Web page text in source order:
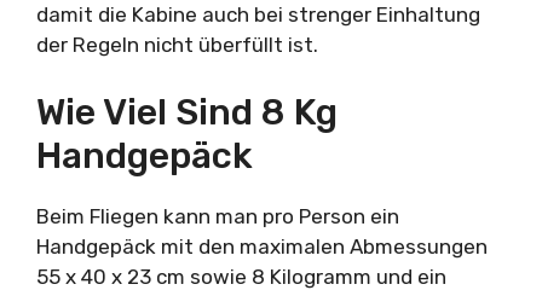
damit die Kabine auch bei strenger Einhaltung
der Regeln nicht überfüllt ist.
Wie Viel Sind 8 Kg
Handgepäck
Beim Fliegen kann man pro Person ein
Handgepäck mit den maximalen Abmessungen
55 x 40 x 23 cm sowie 8 Kilogramm und ein